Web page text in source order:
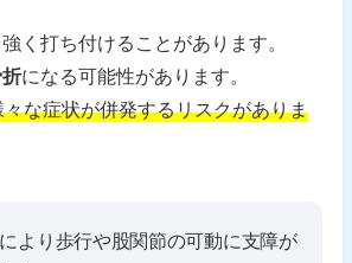
く打ち付けることがあります。
になる可能性があります。
な症状が併発するリスクがありま
より歩行や股関節の可動に支障が